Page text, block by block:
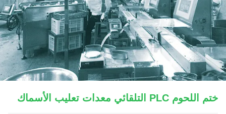
ختم اللحوم PLC التلقائي معدات تعليب الأسماك